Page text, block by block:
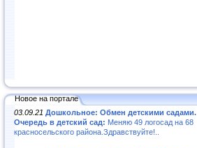
Новое на портале
03.09.21 Дошкольное: Обмен детскими садами.
Очередь в детский сад: Меняю 49 логосад на 68
красносельского района.Здравствуйте!..